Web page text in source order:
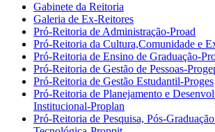
Gabinete da Reitoria
Galeria de Ex-Reitores
Pró-Reitoria de Administração-Proad
Pró-Reitoria da Cultura,Comunidade e
Pró-Reitoria de Ensino de Graduação-
Pró-Reitoria de Gestão de Pessoas-
Pró-Reitoria de Gestão Estudantil-Proges
Pró-Reitoria de Planejamento e
Institucional-Proplan
Pró-Reitoria de Pesquisa, Pós-